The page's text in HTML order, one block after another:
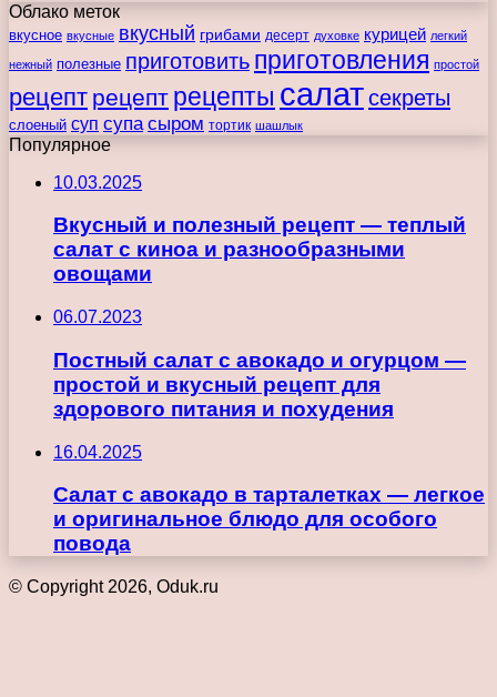
Облако меток
вкусное вкусные вкусный грибами десерт духовке курицей легкий
нежный полезные приготовить приготовления простой
рецепт рецепт рецепты салатсекреты
слоеный суп супа сыром тортик шашлык
Популярное
10.03.2025
Вкусный и полезный рецепт — теплый
салат с киноа и разнообразными
овощами
06.07.2023
Постный салат с авокадо и огурцом —
простой и вкусный рецепт для
здорового питания и похудения
16.04.2025
Салат с авокадо в тарталетках — легкое
и оригинальное блюдо для особого
повода
© Copyright 2026, Oduk.ru